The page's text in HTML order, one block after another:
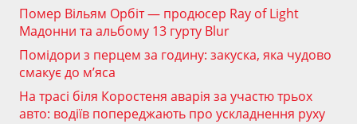
Помер Вільям Орбіт — продюсер Ray of Light
Мадонни та альбому 13 гурту Blur
Помідори з перцем за годину: закуска, яка чудово
смакує до м’яса
На трасі біля Коростеня аварія за участю трьох
авто: водіїв попереджають про ускладнення руху